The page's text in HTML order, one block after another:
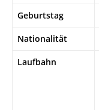
Geburtstag
Nationalität
Laufbahn